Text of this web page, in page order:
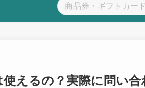
えるの？実際に問い合